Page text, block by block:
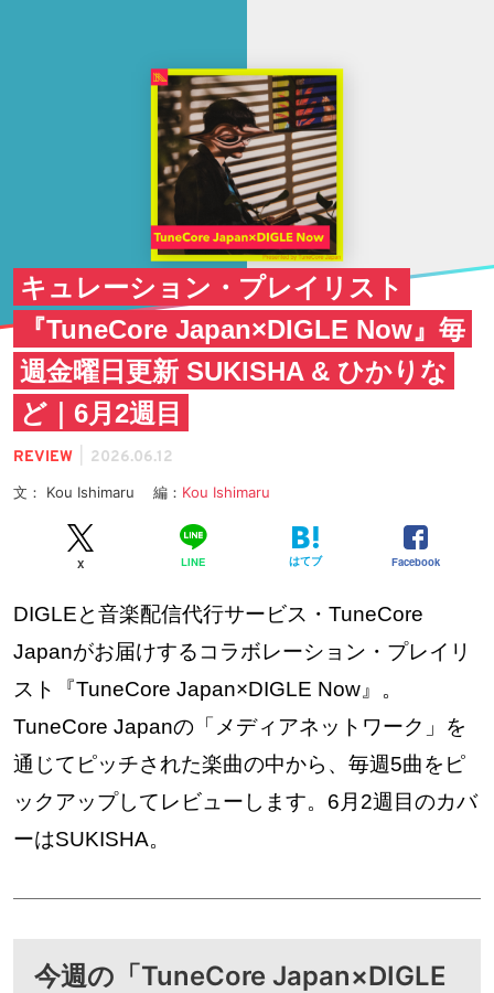
キュレーション・プレイリスト
『TuneCore Japan×DIGLE Now』毎
週金曜日更新 SUKISHA & ひかりな
ど｜6月2週目
REVIEW 2026.06.12
文： Kou Ishimaru 編： Kou Ishimaru
X LINE はてブ Facebook
DIGLEと音楽配信代行サービス・TuneCore
Japanがお届けするコラボレーション・プレイリ
スト『TuneCore Japan×DIGLE Now』。
TuneCore Japanの「メディアネットワーク」を
通じてピッチされた楽曲の中から、毎週5曲をピ
ックアップしてレビューします。6月2週目のカバ
ーはSUKISHA。
今週の「TuneCore Japan×DIGLE